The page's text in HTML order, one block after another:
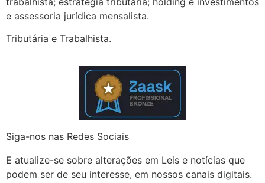
e assessoria jurídica mensalista.
Tributária e Trabalhista.
Siga-nos nas Redes Sociais
E atualize-se sobre alterações em Leis e notícias que
podem ser de seu interesse, em nossos canais digitais.